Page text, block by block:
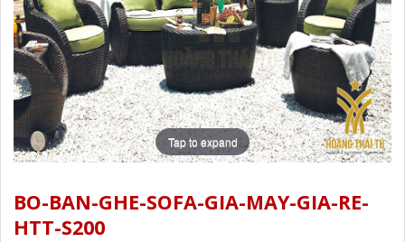
Tap to expand
BO-BAN-GHE-SOFA-GIA-MAY-GIA-RE-
HTT-S200